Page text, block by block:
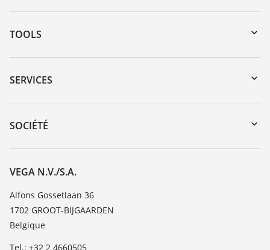
TOOLS
Téléchargements
Recherche par numéro de série
DTM Collection/PACTware
SERVICES
Retour d'appareil
Formations
Liste de compatibilité chimique
TeamViewer
SOCIÉTÉ
Carrière
À propos de VEGA
Contact
News
Presse
VEGA N.V./S.A.
Alfons Gossetlaan 36
1702 GROOT-BIJGAARDEN
Belgique
Tel.: +32 2 4660505